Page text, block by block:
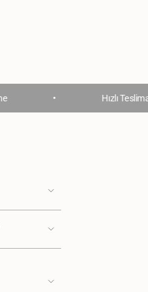
Hızlı Teslimat